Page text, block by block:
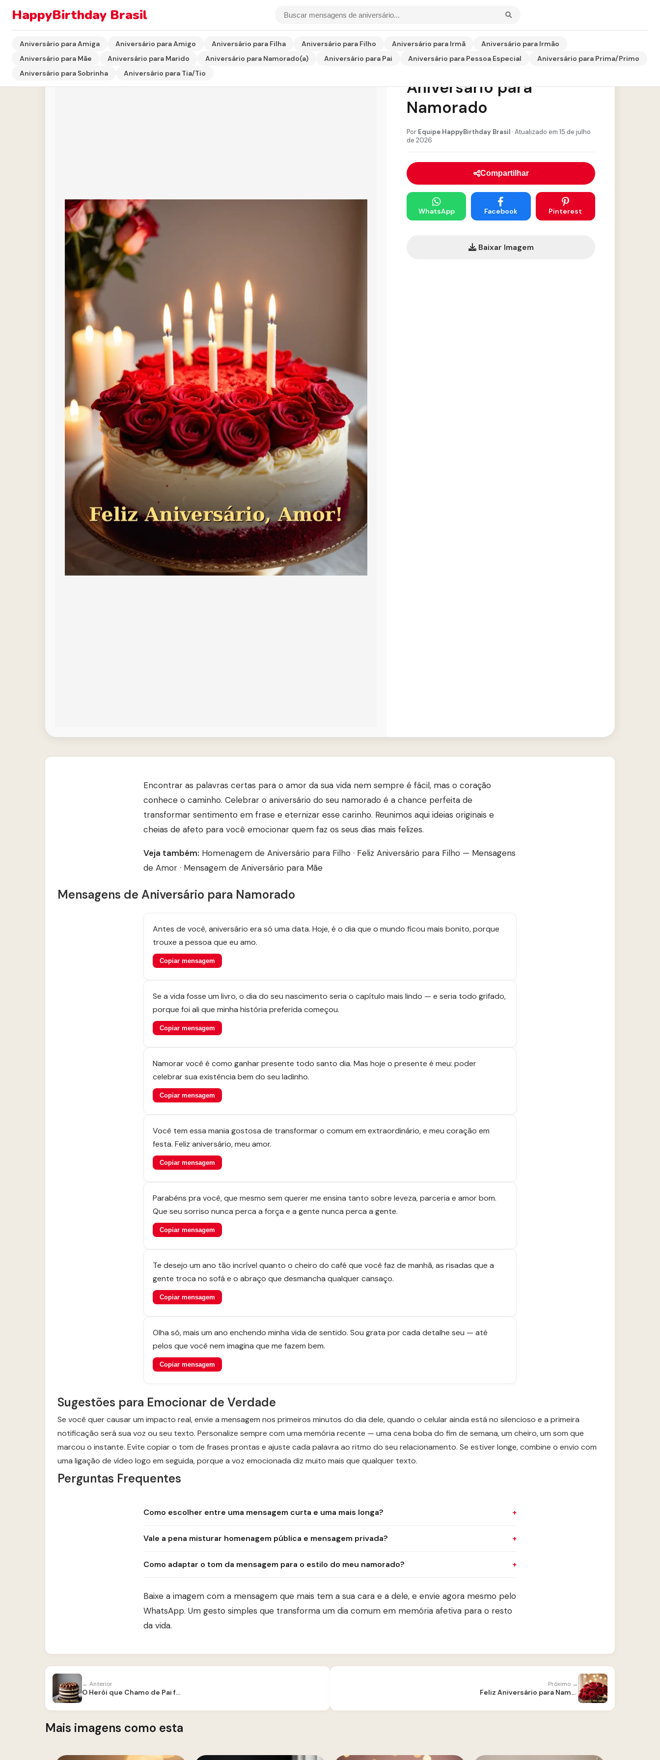
HappyBirthday Brasil
Aniversário para Amiga Aniversário para Amigo Aniversário para Filha Aniversário para Filho Aniversário para Irmã
Aniversário para Irmão
Aniversário para Mãe
Aniversário para Marido Aniversário para Namorado(a) Aniversário para Pai Aniversário para Pessoa Especial
Aniversário para Prima/Primo
Aniversário para Sobrinha
Aniversário para Tia/Tio
Mensagem de
Aniversário para
Namorado
Por Equipe HappyBirthday Brasil · Atualizado em 15 de julho
de 2026
Compartilhar
WhatsApp Facebook Pinterest
Baixar Imagem
Encontrar as palavras certas para o amor da sua vida nem sempre é fácil, mas o coração
conhece o caminho. Celebrar o aniversário do seu namorado é a chance perfeita de
transformar sentimento em frase e eternizar esse carinho. Reunimos aqui ideias originais e
cheias de afeto para você emocionar quem faz os seus dias mais felizes.
Veja também: Homenagem de Aniversário para Filho · Feliz Aniversário para Filho — Mensagens
de Amor · Mensagem de Aniversário para Mãe
Mensagens de Aniversário para Namorado
Antes de você, aniversário era só uma data. Hoje, é o dia que o mundo ficou mais bonito, porque
trouxe a pessoa que eu amo.
Copiar mensagem
Se a vida fosse um livro, o dia do seu nascimento seria o capítulo mais lindo — e seria todo grifado,
porque foi ali que minha história preferida começou.
Copiar mensagem
Namorar você é como ganhar presente todo santo dia. Mas hoje o presente é meu: poder
celebrar sua existência bem do seu ladinho.
Copiar mensagem
Você tem essa mania gostosa de transformar o comum em extraordinário, e meu coração em
festa. Feliz aniversário, meu amor.
Copiar mensagem
Parabéns pra você, que mesmo sem querer me ensina tanto sobre leveza, parceria e amor bom.
Que seu sorriso nunca perca a força e a gente nunca perca a gente.
Copiar mensagem
Te desejo um ano tão incrível quanto o cheiro do café que você faz de manhã, as risadas que a
gente troca no sofá e o abraço que desmancha qualquer cansaço.
Copiar mensagem
Olha só, mais um ano enchendo minha vida de sentido. Sou grata por cada detalhe seu — até
pelos que você nem imagina que me fazem bem.
Copiar mensagem
Sugestões para Emocionar de Verdade
Se você quer causar um impacto real, envie a mensagem nos primeiros minutos do dia dele, quando o celular ainda está no silencioso e a primeira
notificação será sua voz ou seu texto. Personalize sempre com uma memória recente — uma cena boba do fim de semana, um cheiro, um som que
marcou o instante. Evite copiar o tom de frases prontas e ajuste cada palavra ao ritmo do seu relacionamento. Se estiver longe, combine o envio com
uma ligação de vídeo logo em seguida, porque a voz emocionada diz muito mais que qualquer texto.
Perguntas Frequentes
Como escolher entre uma mensagem curta e uma mais longa?
Vale a pena misturar homenagem pública e mensagem privada?
Como adaptar o tom da mensagem para o estilo do meu namorado?
Baixe a imagem com a mensagem que mais tem a sua cara e a dele, e envie agora mesmo pelo
WhatsApp. Um gesto simples que transforma um dia comum em memória afetiva para o resto
da vida.
← Anterior
O Herói que Chamo de Pai faz Aniversário
Próximo →
Feliz Aniversário para Namorado
Mais imagens como esta